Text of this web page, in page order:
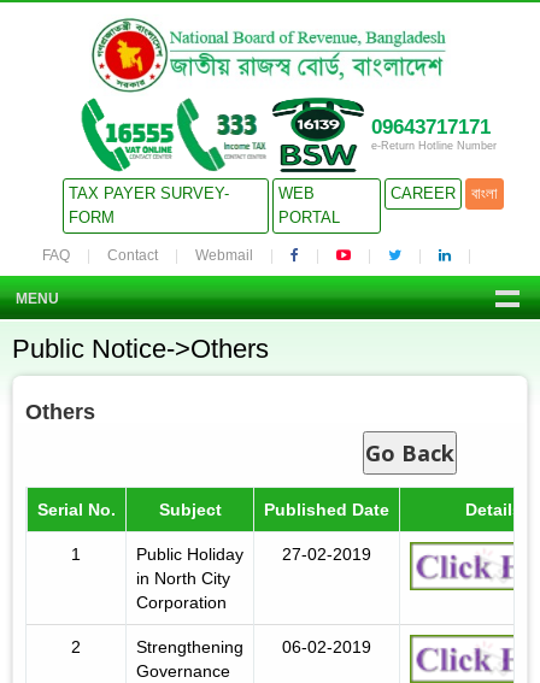
09643717171
e-Return Hotline Number
TAX PAYER SURVEY-
FORM
WEB
PORTAL
CAREER বাংলা
FAQ Contact Webmail
MENU
Public Notice->Others
Others
Go Back
Serial No. Subject Published Date Details
1
Public Holiday
in North City
Corporation
27-02-2019
2
Strengthening
Governance
06-02-2019